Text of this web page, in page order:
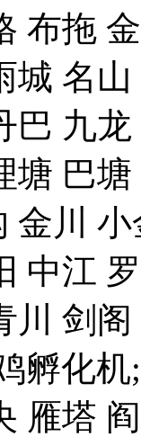
布拖
城 名
巴 九
塘 巴
金川
中江
川 剑
孵化机
雁塔